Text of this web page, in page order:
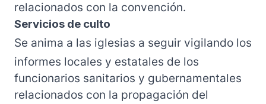
relacionados con la convención.
Servicios de culto
Se anima a las iglesias a seguir vigilando los
informes locales y estatales de los
funcionarios sanitarios y gubernamentales
relacionados con la propagación del